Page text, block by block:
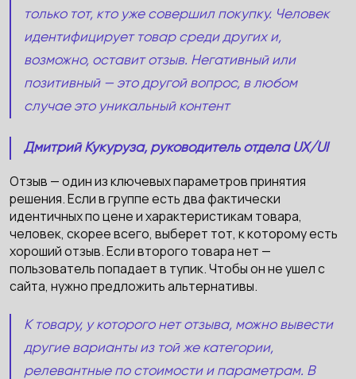
только тот, кто уже совершил покупку. Человек
идентифицирует товар среди других и,
возможно, оставит отзыв. Негативный или
позитивный — это другой вопрос, в любом
случае это уникальный контент
Дмитрий Кукуруза, руководитель отдела UX/UI
Отзыв — один из ключевых параметров принятия
решения. Если в группе есть два фактически
идентичных по цене и характеристикам товара,
человек, скорее всего, выберет тот, к которому есть
хороший отзыв. Если второго товара нет —
пользователь попадает в тупик. Чтобы он не ушел с
сайта, нужно предложить альтернативы.
К товару, у которого нет отзыва, можно вывести
другие варианты из той же категории,
релевантные по стоимости и параметрам. В